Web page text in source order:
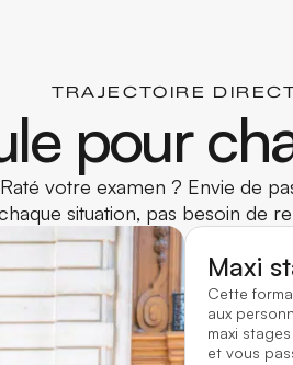
TRAJECTOIRE
pour
votre examen ? Envie de
situation, pas besoin de
Maxi
Cette
aux
maxi
et vous